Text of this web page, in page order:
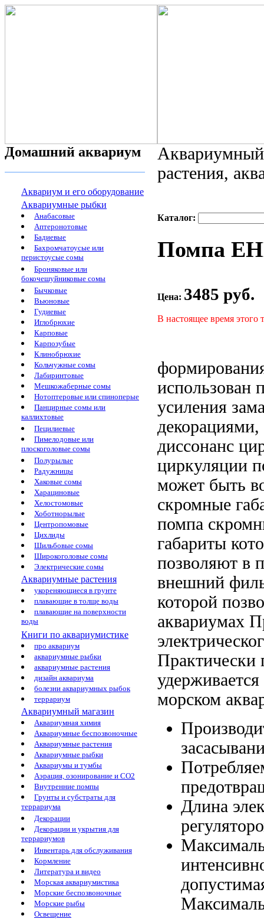
Домашний аквариум
Аквариум и его оборудование
Аквариумные рыбки
Анабасовые
Аптеронотовые
Бадиевые
Бахромчатоусые или
перистоусые сомы
Броняковые или
бокочешуйниковые сомы
Бычковые
Вьюновые
Гудиевые
Иглобрюхие
Карповые
Карпозубые
Клинобрюхие
Кольчужные сомы
Лабиринтовые
Мешкожаберные сомы
Нотоптеровые или спиноперые
Панцирные сомы или
каллихтовые
Пецилиевые
Пимелодовые или
плоскоголовые сомы
Полурылые
Радужницы
Хаковые сомы
Харациновые
Хелостомовые
Хоботнорылые
Центропомовые
Цихлиды
Шильбовые сомы
Широкоголовые сомы
Электрические сомы
Аквариумные растения
укореняющиеся в грунте
плавающие в толще воды
плавающие на поверхности
воды
Книги по аквариумистике
про аквариум
аквариумные рыбки
аквариумные растения
дизайн аквариума
болезни аквариумных рыбок
террариум
Аквариумный магазин
Аквариумная химия
Аквариумные беспозвоночные
Аквариумные растения
Аквариумные рыбки
Аквариумы и тумбы
Аэрация, озонирование и CO2
Внутренние помпы
Грунты и субстраты для
террариума
Декорации
Декорации и укрытия для
террариумов
Инвентарь для обслуживания
Кормление
Литература и видео
Морская аквариумистика
Морские беспозвоночные
Морские рыбы
Освещение
растения,
Каталог:
Помпа
Цена: 3485 руб.
В настоящее время этого
использован
усиления
диссонанс
циркуляции
может быть
скромные
помпа
габариты
позволяют в
внешний
которой
аквариумах
Практически
удерживается
морском
Длина